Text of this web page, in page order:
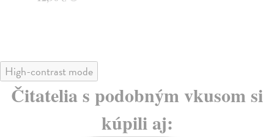
High-contrast mode
Čitatelia s podobným vkusom si
kúpili aj: